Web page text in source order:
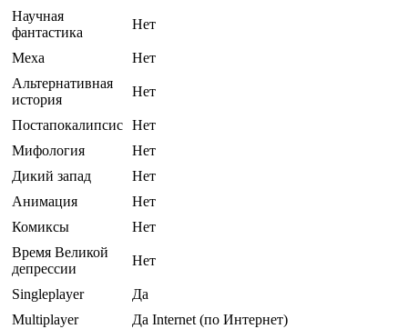
Научная
фантастика
Нет
Меха
Нет
Альтернативная
история
Нет
Постапокалипсис Нет
Мифология
Нет
Дикий запад
Нет
Анимация
Нет
Комиксы
Нет
Время Великой
депрессии
Нет
Singleplayer
Да
Multiplayer
Да Internet (по Интернет)